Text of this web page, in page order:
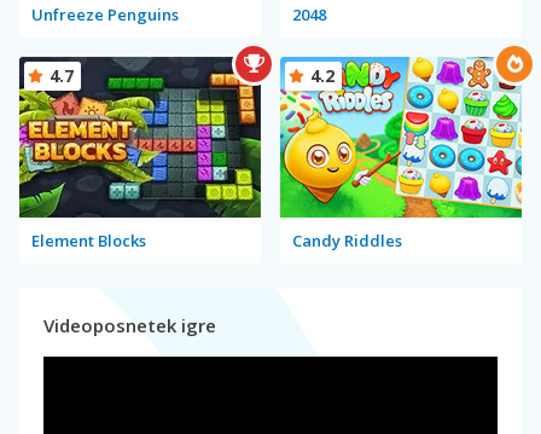
Unfreeze Penguins 2048
Element Blocks
4.7
Candy Riddles
4.2
Videoposnetek igre